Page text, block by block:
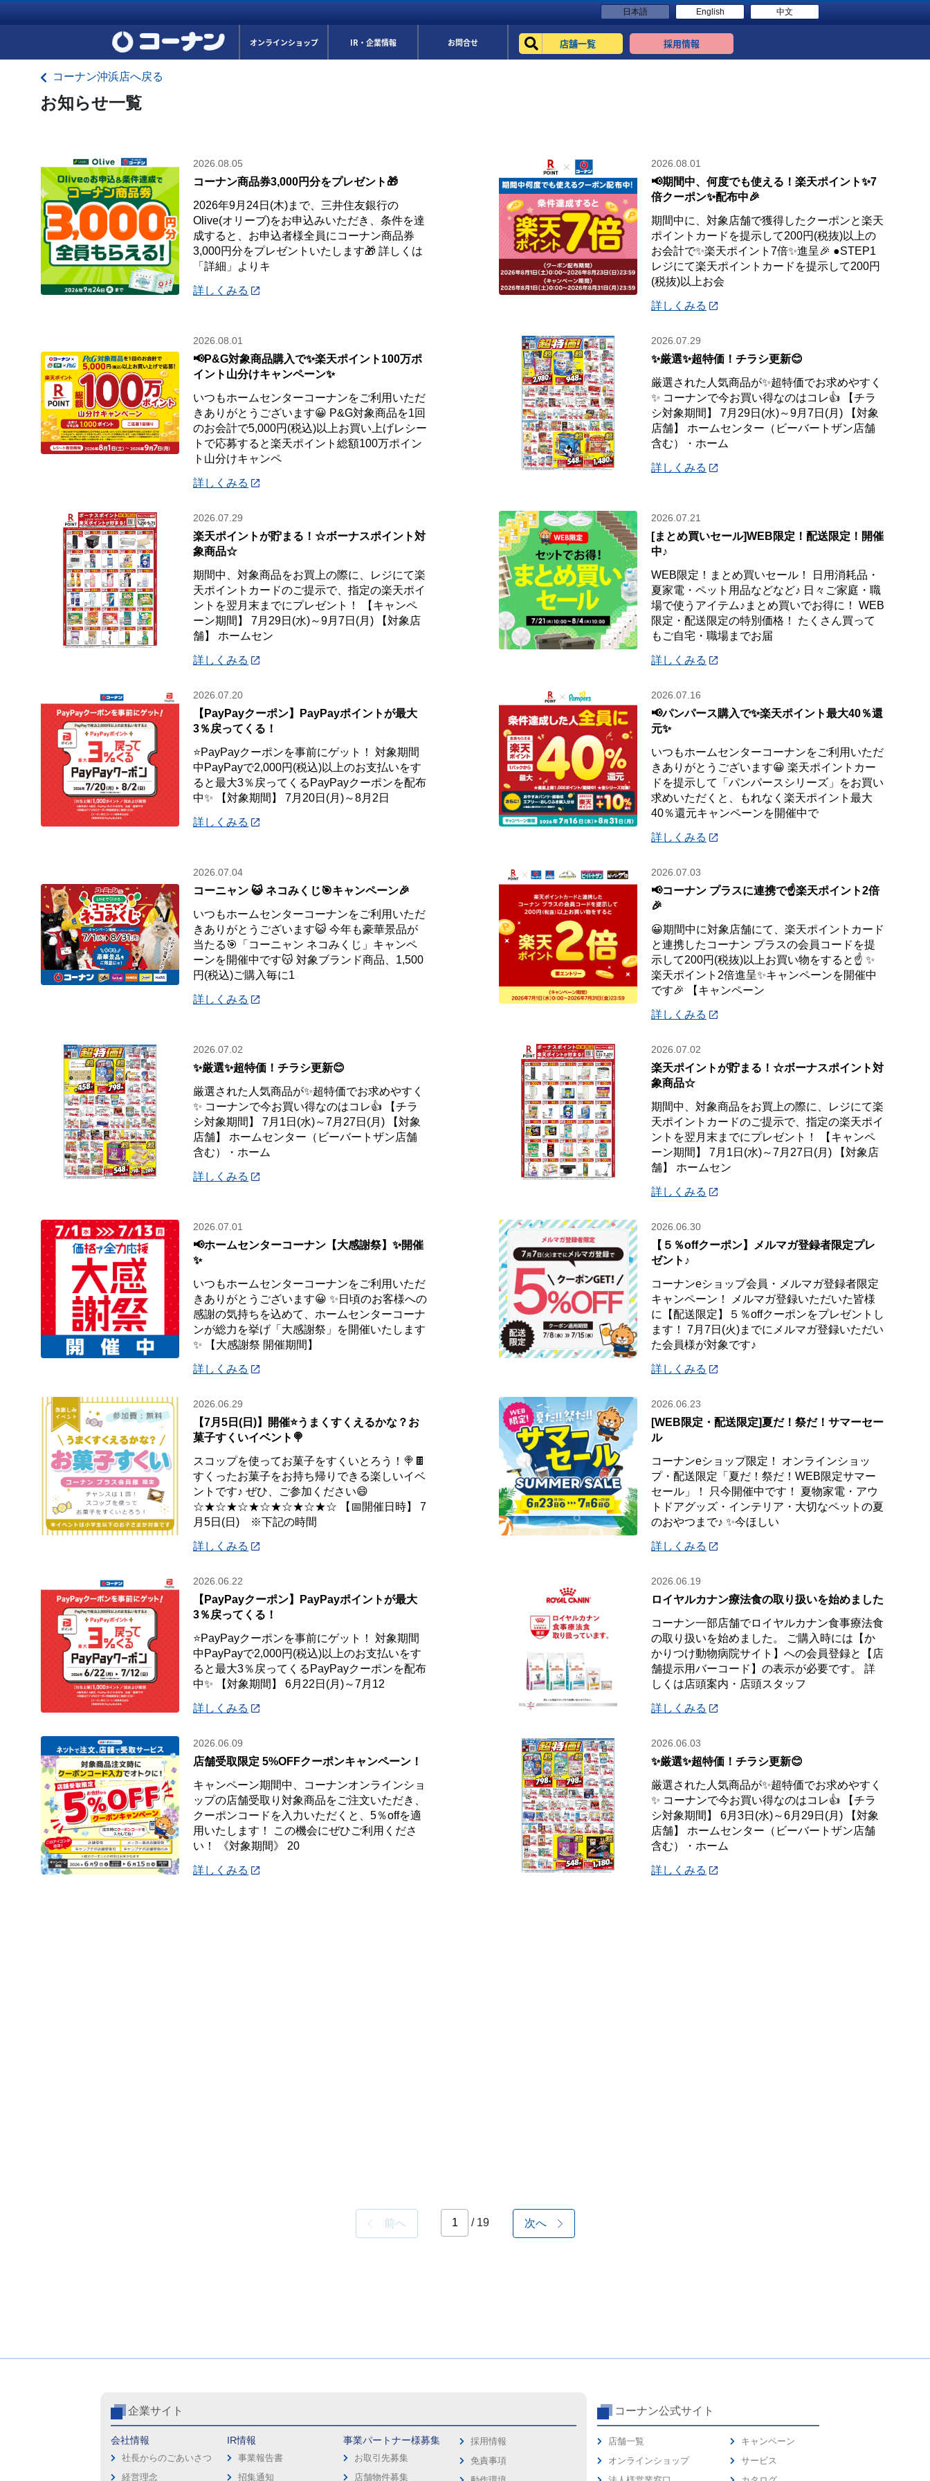
日本語 English 中文
オンラインショップ IR・企業情報 お問合せ 店舗一覧 採用情報
コーナン沖浜店へ戻る
お知らせ一覧
2026.08.05
コーナン商品券3,000円分をプレゼント🎁
2026年9月24日(木)まで、三井住友銀行の
Olive(オリーブ)をお申込みいただき、条件を達
成すると、お申込者様全員にコーナン商品券
3,000円分をプレゼントいたします🎁 詳しくは
「詳細」よりキ
詳しくみる
2026.08.01
📢期間中、何度でも使える！楽天ポイント✨7
倍クーポン✨配布中🎉
期間中に、対象店舗で獲得したクーポンと楽天
ポイントカードを提示して200円(税抜)以上の
お会計で✨楽天ポイント7倍✨進呈🎉 ●STEP1
レジにて楽天ポイントカードを提示して200円
(税抜)以上お会
詳しくみる
2026.08.01
📢P&G対象商品購入で✨楽天ポイント100万ポ
イント山分けキャンペーン✨
いつもホームセンターコーナンをご利用いただ
きありがとうございます😀 P&G対象商品を1回
のお会計で5,000円(税込)以上お買い上げレシー
トで応募すると楽天ポイント総額100万ポイン
ト山分けキャンペ
詳しくみる
2026.07.29
✨厳選✨超特価！チラシ更新😊
厳選された人気商品が✨超特価でお求めやすく
✨ コーナンで今お買い得なのはコレ👍 【チラ
シ対象期間】 7月29日(水)～9月7日(月) 【対象
店舗】 ホームセンター（ビーバートザン店舗
含む）・ホーム
詳しくみる
2026.07.29
楽天ポイントが貯まる！☆ボーナスポイント対
象商品☆
期間中、対象商品をお買上の際に、レジにて楽
天ポイントカードのご提示で、指定の楽天ポイ
ントを翌月末までにプレゼント！ 【キャンペ
ーン期間】 7月29日(水)～9月7日(月) 【対象店
舗】 ホームセン
詳しくみる
2026.07.21
[まとめ買いセール]WEB限定！配送限定！開催
中♪
WEB限定！まとめ買いセール！ 日用消耗品・
夏家電・ペット用品などなど♪ 日々ご家庭・職
場で使うアイテム♪まとめ買いでお得に！ WEB
限定・配送限定の特別価格！ たくさん買って
もご自宅・職場までお届
詳しくみる
2026.07.20
【PayPayクーポン】PayPayポイントが最大
3％戻ってくる！
⭐PayPayクーポンを事前にゲット！ 対象期間
中PayPayで2,000円(税込)以上のお支払いをす
ると最大3％戻ってくるPayPayクーポンを配布
中✨ 【対象期間】 7月20日(月)～8月2日
詳しくみる
2026.07.16
📢パンパース購入で✨楽天ポイント最大40％還
元✨
いつもホームセンターコーナンをご利用いただ
きありがとうございます😀 楽天ポイントカー
ドを提示して「パンパースシリーズ」をお買い
求めいただくと、もれなく楽天ポイント最大
40％還元キャンペーンを開催中で
詳しくみる
2026.07.04
コーニャン 😺 ネコみくじ🎯キャンペーン🎉
いつもホームセンターコーナンをご利用いただ
きありがとうございます😺 今年も豪華景品が
当たる🎯「コーニャン ネコみくじ」キャンペ
ーンを開催中です😽 対象ブランド商品、1,500
円(税込)ご購入毎に1
詳しくみる
2026.07.03
📢コーナン プラスに連携で☝️楽天ポイント2倍
🎉
😀期間中に対象店舗にて、楽天ポイントカード
と連携したコーナン プラスの会員コードを提
示して200円(税抜)以上お買い物をすると☝️ ✨
楽天ポイント2倍進呈✨キャンペーンを開催中
です🎉 【キャンペーン
詳しくみる
2026.07.02
✨厳選✨超特価！チラシ更新😊
厳選された人気商品が✨超特価でお求めやすく
✨ コーナンで今お買い得なのはコレ👍 【チラ
シ対象期間】 7月1日(水)～7月27日(月) 【対象
店舗】 ホームセンター（ビーバートザン店舗
含む）・ホーム
詳しくみる
2026.07.02
楽天ポイントが貯まる！☆ボーナスポイント対
象商品☆
期間中、対象商品をお買上の際に、レジにて楽
天ポイントカードのご提示で、指定の楽天ポイ
ントを翌月末までにプレゼント！ 【キャンペ
ーン期間】 7月1日(水)～7月27日(月) 【対象店
舗】 ホームセン
詳しくみる
2026.07.01
📢ホームセンターコーナン【大感謝祭】✨開催
✨
いつもホームセンターコーナンをご利用いただ
きありがとうございます😀 ✨日頃のお客様への
感謝の気持ちを込めて、ホームセンターコーナ
ンが総力を挙げ「大感謝祭」を開催いたします
✨ 【大感謝祭 開催期間】
詳しくみる
2026.06.30
【５％offクーポン】メルマガ登録者限定プレ
ゼント♪
コーナンeショップ会員・メルマガ登録者限定
キャンペーン！ メルマガ登録いただいた皆様
に【配送限定】５％offクーポンをプレゼントし
ます！ 7月7日(火)までにメルマガ登録いただい
た会員様が対象です♪
詳しくみる
2026.06.29
【7月5日(日)】開催⭐️うまくすくえるかな？お
菓子すくいイベント🍭
スコップを使ってお菓子をすくいとろう！🍭🍫
すくったお菓子をお持ち帰りできる楽しいイベ
ントです♪ ぜひ、ご参加ください😄
☆★☆★☆★☆★☆★☆★☆ 【📅開催日時】 7
月5日(日) ※下記の時間
詳しくみる
2026.06.23
[WEB限定・配送限定]夏だ！祭だ！サマーセー
ル
コーナンeショップ限定！ オンラインショッ
プ・配送限定「夏だ！祭だ！WEB限定サマー
セール」！ 只今開催中です！ 夏物家電・アウ
トドアグッズ・インテリア・大切なペットの夏
のおやつまで♪ ✨今ほしい
詳しくみる
2026.06.22
【PayPayクーポン】PayPayポイントが最大
3％戻ってくる！
⭐PayPayクーポンを事前にゲット！ 対象期間
中PayPayで2,000円(税込)以上のお支払いをす
ると最大3％戻ってくるPayPayクーポンを配布
中✨ 【対象期間】 6月22日(月)～7月12
詳しくみる
2026.06.19
ロイヤルカナン療法食の取り扱いを始めました
コーナン一部店舗でロイヤルカナン食事療法食
の取り扱いを始めました。 ご購入時には【か
かりつけ動物病院サイト】への会員登録と【店
舗提示用バーコード】の表示が必要です。 詳
しくは店頭案内・店頭スタッフ
詳しくみる
2026.06.09
店舗受取限定 5%OFFクーポンキャンペーン！
キャンペーン期間中、コーナンオンラインショ
ップの店舗受取り対象商品をご注文いただき、
クーポンコードを入力いただくと、5％offを適
用いたします！ この機会にぜひご利用くださ
い！ 《対象期間》 20
詳しくみる
2026.06.03
✨厳選✨超特価！チラシ更新😊
厳選された人気商品が✨超特価でお求めやすく
✨ コーナンで今お買い得なのはコレ👍 【チラ
シ対象期間】 6月3日(水)～6月29日(月) 【対象
店舗】 ホームセンター（ビーバートザン店舗
含む）・ホーム
詳しくみる
前へ / 19 次へ
企業サイト
会社情報
社長からのごあいさつ
経営理念
IR情報
事業報告書
招集通知
事業パートナー様募集
お取引先募集
店舗物件募集
採用情報
免責事項
コーナン公式サイト
店舗一覧
オンラインショップ
キャンペーン
サービス